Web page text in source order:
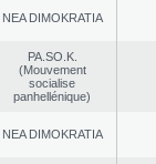
NEA DΙMOKRATIA
PA.SO.K.
(Mouvement
socialise
panhellénique)
NEA DΙMOKRATIA